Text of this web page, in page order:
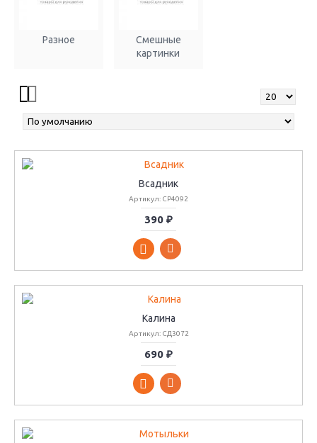
Разное
Смешные
картинки
Всадник
Артикул: СР4092
390 ₽
Калина
Артикул: СД3072
690 ₽